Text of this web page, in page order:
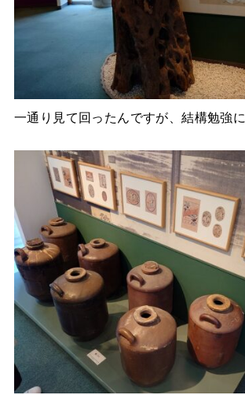
一通り見て回ったんですが、結構勉強